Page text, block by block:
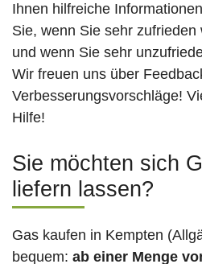
Ihnen hilfreiche
Sie, wenn Sie sehr
und wenn Sie sehr
Wir freuen uns über
Verbesserungsvorschläge!
Hilfe!
Sie möchten sich
liefern lassen?
Gas kaufen in Kempten
bequem: ab einer Menge